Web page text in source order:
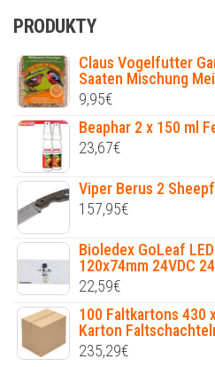
PRODUKTY
Claus Vogelfutter
Saaten Mischung
9,95€
Beaphar 2 x 150 ml
23,67€
Viper Berus 2
157,95€
Bioledex GoLeaf
120x74mm 24VDC
22,59€
100 Faltkartons 430
Karton
235,29€